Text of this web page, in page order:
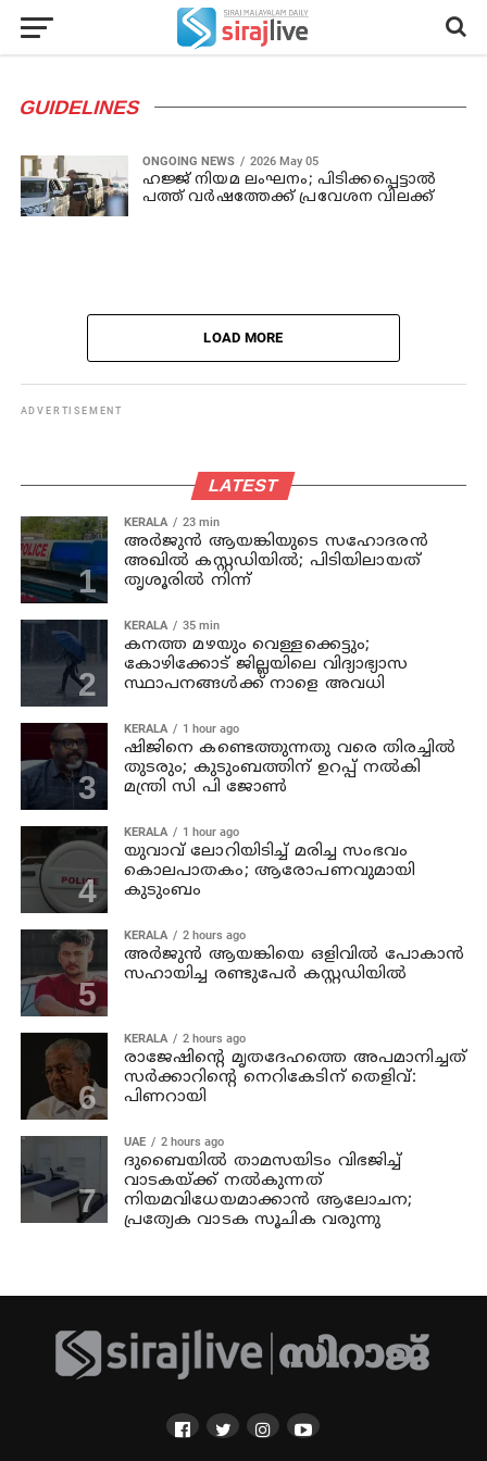
GUIDELINES
ONGOING NEWS 2026 May 05
ഹജ്ജ് നിയമ ലംഘനം; പിടിക്കപ്പെട്ടാല്‍
പത്ത് വര്‍ഷത്തേക്ക് പ്രവേശന വിലക്ക്
LOAD MORE
ADVERTISEMENT
LATEST
KERALA 23 min
അര്‍ജുന്‍ ആയങ്കിയുടെ സഹോദരന്‍
അഖില്‍ കസ്റ്റഡിയില്‍; പിടിയിലായത്
തൃശൂരില്‍ നിന്ന്
KERALA 35 min
കനത്ത മഴയും വെള്ളക്കെട്ടും;
കോഴിക്കോട് ജില്ലയിലെ വിദ്യാഭ്യാസ
സ്ഥാപനങ്ങള്‍ക്ക് നാളെ അവധി
KERALA 1 hour ago
ഷിജിനെ കണ്ടെത്തുന്നതു വരെ തിരച്ചില്‍
തുടരും; കുടുംബത്തിന് ഉറപ്പ് നല്‍കി
മന്ത്രി സി പി ജോണ്‍
KERALA 1 hour ago
യുവാവ് ലോറിയിടിച്ച് മരിച്ച സംഭവം
കൊലപാതകം; ആരോപണവുമായി
കുടുംബം
KERALA 2 hours ago
അര്‍ജുന്‍ ആയങ്കിയെ ഒളിവില്‍ പോകാന്‍
സഹായിച്ച രണ്ടുപേര്‍ കസ്റ്റഡിയില്‍
KERALA 2 hours ago
രാജേഷിന്റെ മൃതദേഹത്തെ അപമാനിച്ചത്
സര്‍ക്കാറിന്റെ നെറികേടിന് തെളിവ്:
പിണറായി
UAE 2 hours ago
ദുബൈയിൽ താമസയിടം വിഭജിച്ച്
വാടകയ്ക്ക് നൽകുന്നത്
നിയമവിധേയമാക്കാൻ ആലോചന;
പ്രത്യേക വാടക സൂചിക വരുന്നു